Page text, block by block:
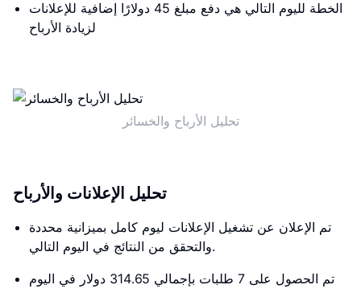
الخطة لليوم التالي هي دفع مبلغ 45 دولارًا إضافية للإعلانات
لزيادة الأرباح
تحليل الأرباح والخسائر
تحليل الإعلانات والأرباح
تم الإعلان عن تشغيل الإعلانات ليوم كامل بميزانية محددة
والتحقق من النتائج في اليوم التالي.
تم الحصول على 7 طلبات بإجمالي 314.65 دولار في اليوم